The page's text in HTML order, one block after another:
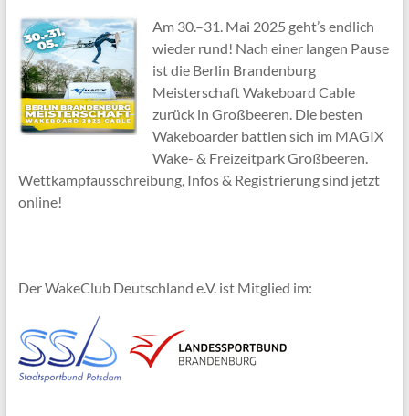
Am 30.–31. Mai 2025 geht’s endlich
wieder rund! Nach einer langen Pause
ist die Berlin Brandenburg
Meisterschaft Wakeboard Cable
zurück in Großbeeren. Die besten
Wakeboarder battlen sich im MAGIX
Wake- & Freizeitpark Großbeeren.
Wettkampfausschreibung, Infos & Registrierung sind jetzt
online!
Der WakeClub Deutschland e.V. ist Mitglied im: